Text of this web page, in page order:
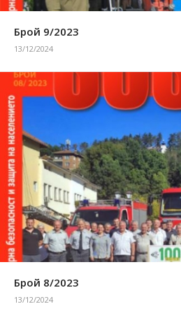
Брой 9/2023
13/12/2024
Брой 8/2023
13/12/2024